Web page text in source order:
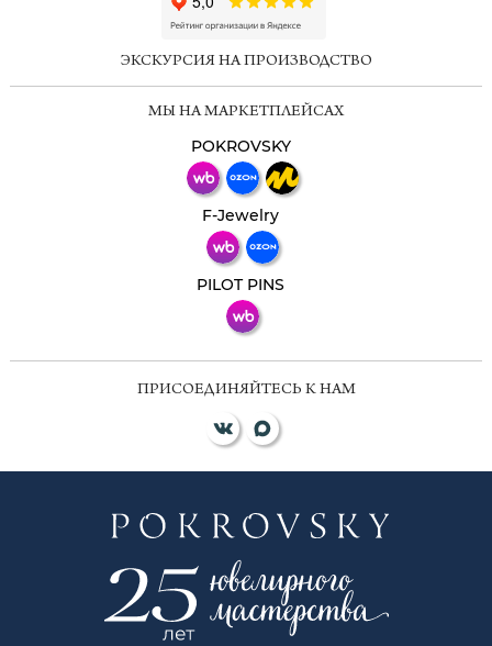
ЭКСКУРСИЯ НА ПРОИЗВОДСТВО
МЫ НА МАРКЕТПЛЕЙСАХ
POKROVSKY
F-Jewelry
PILOT PINS
ПРИСОЕДИНЯЙТЕСЬ К НАМ